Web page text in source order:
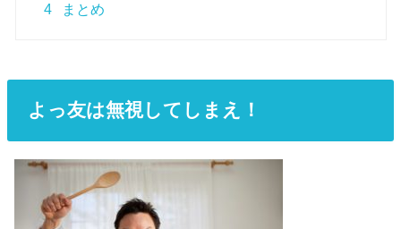
4 まとめ
よっ友は無視してしまえ！